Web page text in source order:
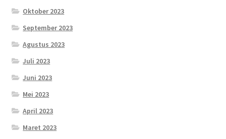
Oktober 2023
September 2023
Agustus 2023
Juli 2023
Juni 2023
Mei 2023
April 2023
Maret 2023